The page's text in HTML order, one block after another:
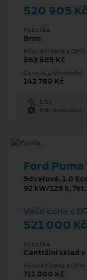
520 905 Kč
Pobočka
Brno
Původní cena s DPH
663 685 Kč
Cenové zvýhodnění
142 780 Kč
1.5 l
6st. manuální
Ford
5dveřová, 1.0
92 kW/125 k,
Vaše cena s
521 000 Kč
Pobočka
Centrální sklad v
Původní cena s DPH
711 000 Kč